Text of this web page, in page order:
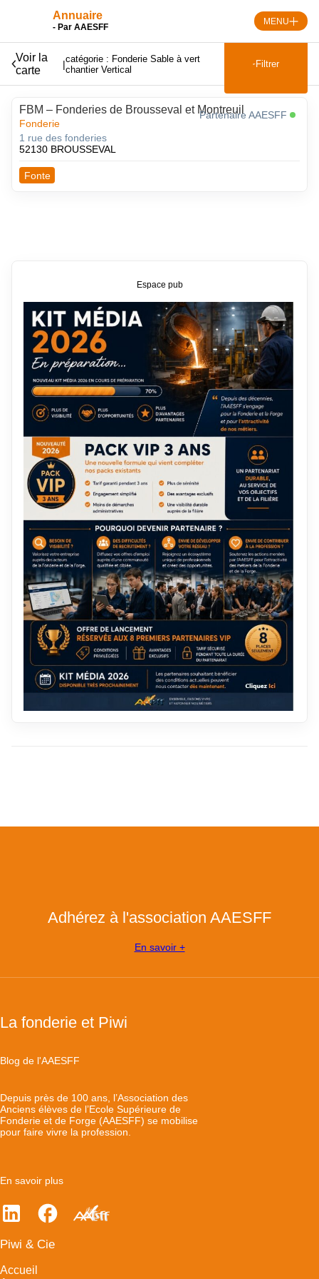
Annuaire
- Par AAESFF
MENU
Voir la
carte
|catégorie : Fonderie Sable à vert
chantier Vertical
Filtrer
FBM – Fonderies de Brousseval et Montreuil
Fonderie
Partenaire AAESFF
1 rue des fonderies
52130 BROUSSEVAL
Fonte
Espace pub
Adhérez à l'association AAESFF
En savoir +
La fonderie et Piwi
Blog de l'AAESFF
Depuis près de 100 ans, l’Association des
Anciens élèves de l’Ecole Supérieure de
Fonderie et de Forge (AAESFF) se mobilise
pour faire vivre la profession.
En savoir plus
Piwi & Cie
Accueil